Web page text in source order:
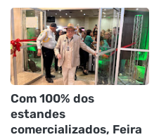
Com 100% dos
estandes
comercializados, Feira